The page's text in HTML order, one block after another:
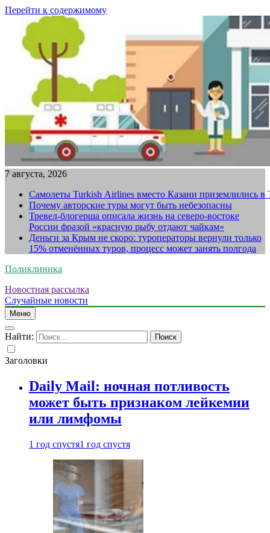
Перейти к содержимому
7 августа, 2026
Самолеты Turkish Airlines вместо Казани приземлились в
Почему авторские туры могут быть небезопасны
Тревел-блогерша описала жизнь на северо-востоке
России фразой «красную рыбу отдают чайкам»
Деньги за Крым не скоро: туроператоры вернули только
15% отменённых туров, процесс может занять полгода
Поликлиника
Новостная рассылка
Случайные новости
Меню
Найти:
Заголовки
Daily Mail: ночная потливость
может быть признаком лейкемии
или лимфомы
1 год спустя1 год спустя